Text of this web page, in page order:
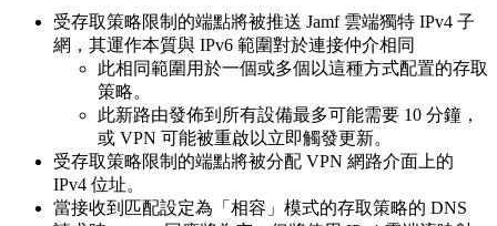
受存取策略限制的端點將被推送 Jamf 雲端獨特 IPv4 子
網，其運作本質與 IPv6 範圍對於連接仲介相同
此相同範圍用於一個或多個以這種方式配置的存取
策略。
此新路由發佈到所有設備最多可能需要 10 分鐘，
或 VPN 可能被重啟以立即觸發更新。
受存取策略限制的端點將被分配 VPN 網路介面上的
IPv4 位址。
當接收到匹配設定為「相容」模式的存取策略的 DNS